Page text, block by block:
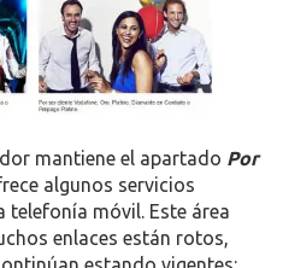
mantiene el apartado Por
algunos servicios
móvil. Este área
enlaces están rotos,